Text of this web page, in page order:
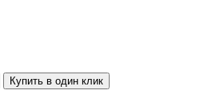
Купить в один клик